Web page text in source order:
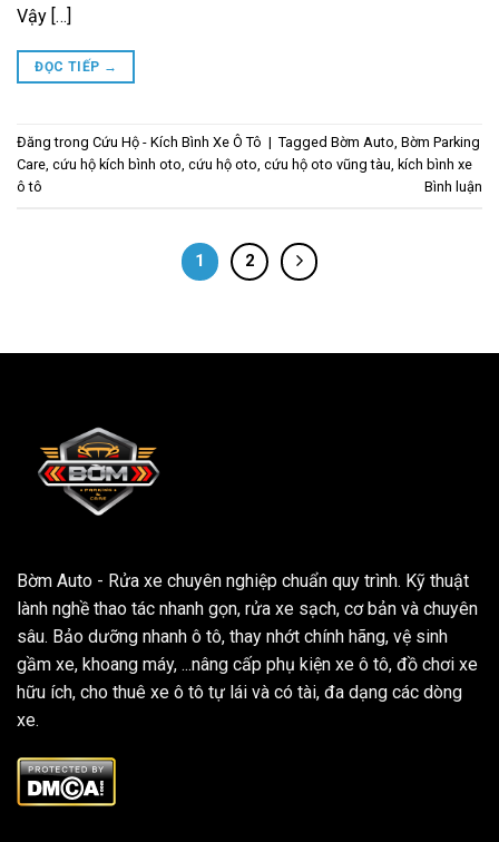
Vậy […]
ĐỌC TIẾP →
Đăng trong Cứu Hộ - Kích Bình Xe Ô Tô | Tagged Bờm Auto, Bờm Parking
Care, cứu hộ kích bình oto, cứu hộ oto, cứu hộ oto vũng tàu, kích bình xe
ô tô
Bình luận
1 2
Bờm Auto - Rửa xe chuyên nghiệp chuẩn quy trình. Kỹ thuật
lành nghề thao tác nhanh gọn, rửa xe sạch, cơ bản và chuyên
sâu. Bảo dưỡng nhanh ô tô, thay nhớt chính hãng, vệ sinh
gầm xe, khoang máy, ...nâng cấp phụ kiện xe ô tô, đồ chơi xe
hữu ích, cho thuê xe ô tô tự lái và có tài, đa dạng các dòng
xe.